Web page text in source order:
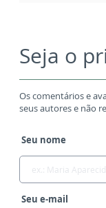
Seja o
Os comentários e
seus autores e não
Seu nome
Seu e-mail